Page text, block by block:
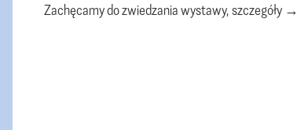
Zachęcamy do zwiedzania wystawy, szczegóły →